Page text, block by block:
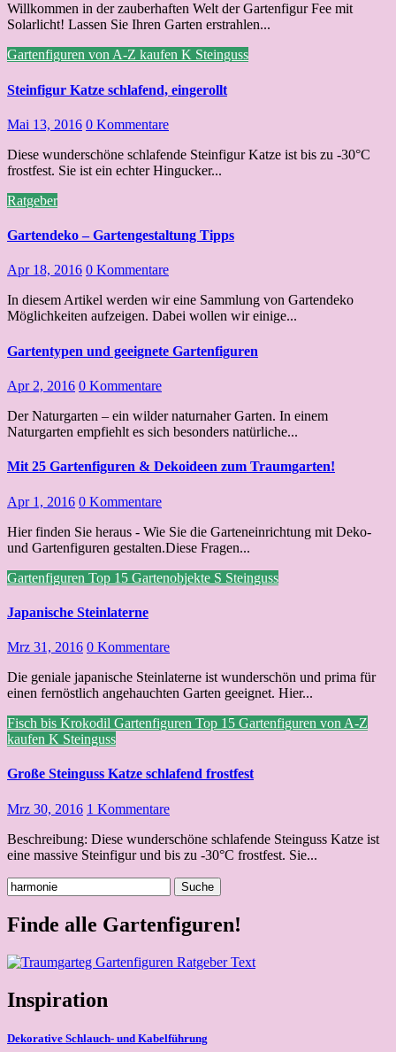
Willkommen in der zauberhaften Welt der Gartenfigur Fee mit
Solarlicht! Lassen Sie Ihren Garten erstrahlen...
Gartenfiguren von A-Z kaufen K Steinguss
Steinfigur Katze schlafend, eingerollt
Mai 13, 2016 0 Kommentare
Diese wunderschöne schlafende Steinfigur Katze ist bis zu -30°C
frostfest. Sie ist ein echter Hingucker...
Ratgeber
Gartendeko – Gartengestaltung Tipps
Apr 18, 2016 0 Kommentare
In diesem Artikel werden wir eine Sammlung von Gartendeko
Möglichkeiten aufzeigen. Dabei wollen wir einige...
Gartentypen und geeignete Gartenfiguren
Apr 2, 2016 0 Kommentare
Der Naturgarten – ein wilder naturnaher Garten. In einem
Naturgarten empfiehlt es sich besonders natürliche...
Mit 25 Gartenfiguren & Dekoideen zum Traumgarten!
Apr 1, 2016 0 Kommentare
Hier finden Sie heraus - Wie Sie die Garteneinrichtung mit Deko-
und Gartenfiguren gestalten.Diese Fragen...
Gartenfiguren Top 15 Gartenobjekte S Steinguss
Japanische Steinlaterne
Mrz 31, 2016 0 Kommentare
Die geniale japanische Steinlaterne ist wunderschön und prima für
einen fernöstlich angehauchten Garten geeignet. Hier...
Fisch bis Krokodil Gartenfiguren Top 15 Gartenfiguren von A-Z
kaufen K Steinguss
Große Steinguss Katze schlafend frostfest
Mrz 30, 2016 1 Kommentare
Beschreibung: Diese wunderschöne schlafende Steinguss Katze ist
eine massive Steinfigur und bis zu -30°C frostfest. Sie...
Suche
nach:
Finde alle Gartenfiguren!
Inspiration
Dekorative Schlauch- und Kabelführung